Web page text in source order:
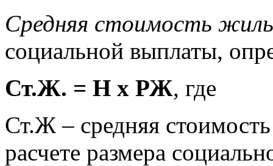
Средняя стоимость
социальной выплаты,
Ст.Ж. = Н х РЖ, где
Ст.Ж – средняя
расчете размера